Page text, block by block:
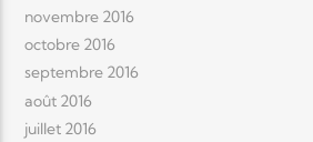
novembre 2016
octobre 2016
septembre 2016
août 2016
juillet 2016